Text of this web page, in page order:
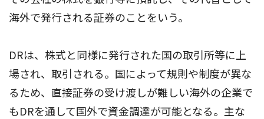
海外で発行される証券のことをいう。
DRは、株式と同様に発行された国の取引所等に上
場され、取引される。国によって規則や制度が異な
るため、直接証券の受け渡しが難しい海外の企業で
もDRを通して国外で資金調達が可能となる。主な